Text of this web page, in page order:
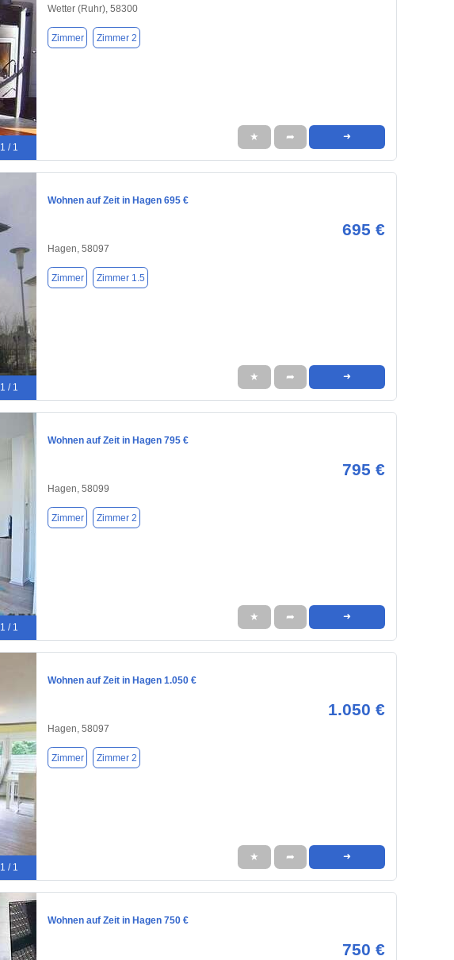
1 / 1
Wetter (Ruhr), 58300
Zimmer Zimmer 2
★ ➦ ➜
1 / 1
Wohnen auf Zeit in Hagen 695 €
695 €
Hagen, 58097
Zimmer Zimmer 1.5
★ ➦ ➜
1 / 1
Wohnen auf Zeit in Hagen 795 €
795 €
Hagen, 58099
Zimmer Zimmer 2
★ ➦ ➜
1 / 1
Wohnen auf Zeit in Hagen 1.050 €
1.050 €
Hagen, 58097
Zimmer Zimmer 2
★ ➦ ➜
Wohnen auf Zeit in Hagen 750 €
750 €